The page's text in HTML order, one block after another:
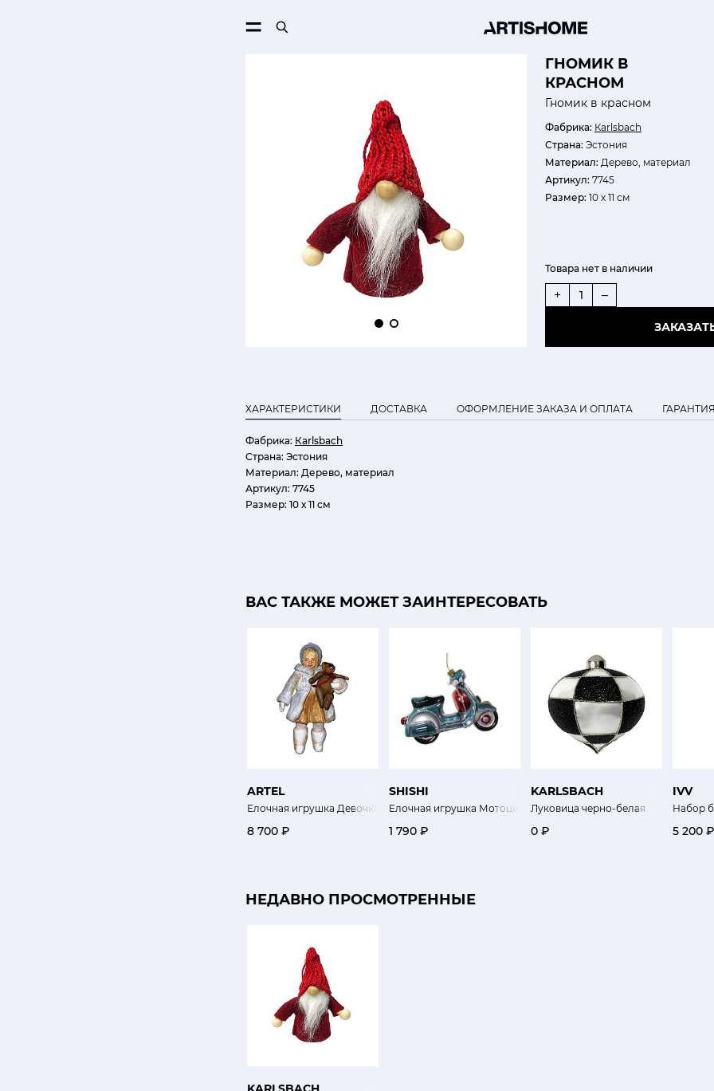
ГНОМИК В
КРАСНОМ
Гномик в красном
Фабрика: Кarlsbach
Страна: Эстония
Материал: Дерево, материал
Артикул: 7745
Размер: 10 х 11 см
Товара нет в наличии
+ –
ХАРАКТЕРИСТИКИ ДОСТАВКА ОФОРМЛЕНИЕ ЗАКАЗА И ОПЛАТА ГАРАНТИЯ
Фабрика: Кarlsbach
Страна: Эстония
Материал: Дерево, материал
Артикул: 7745
Размер: 10 х 11 см
ВАС ТАКЖЕ МОЖЕТ ЗАИНТЕРЕСОВАТЬ
ARTEL
Елочная игрушка Девочка с мишкой
8 700 ₽
SHISHI
Елочная игрушка Мотоцикл
1 790 ₽
KARLSBACH
Луковица черно-белая
0 ₽
IVV
Набор
5 200 ₽
НЕДАВНО ПРОСМОТРЕННЫЕ